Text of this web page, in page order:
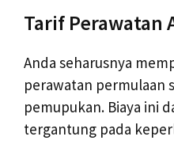
Tarif Perawatan
Anda seharusnya
perawatan permulaan
pemupukan. Biaya ini
tergantung pada